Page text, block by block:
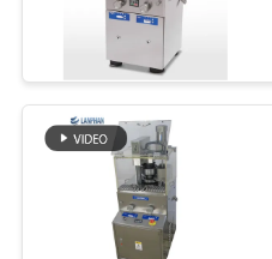
VIDEO
CHÚNG